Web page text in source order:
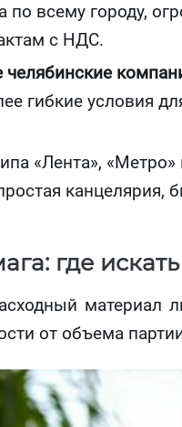
по всему городу,
с НДС.
гибкие условия
«Лента»,
канцелярия,
где
материал
от объема